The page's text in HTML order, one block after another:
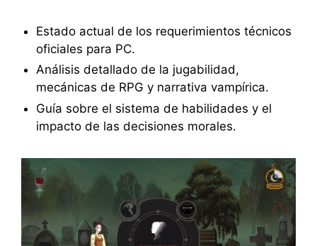
Estado actual de los requerimientos técnicos
oficiales para PC.
Análisis detallado de la jugabilidad,
mecánicas de RPG y narrativa vampírica.
Guía sobre el sistema de habilidades y el
impacto de las decisiones morales.